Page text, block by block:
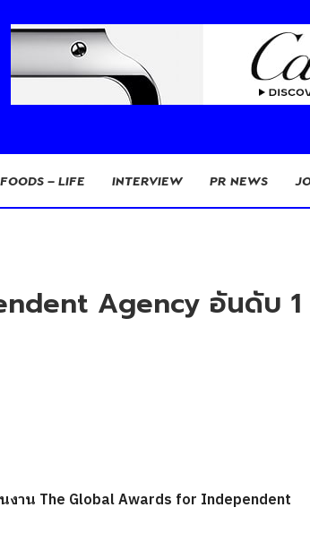
FOODS – LIFE INTERVIEW PR NEWS
Agency อันดับ 1
าน The Global Awards for Independent